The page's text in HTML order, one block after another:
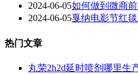
2024-06-05如何做到微商
2024-06-05戛纳电影节红
热门文章
丸荣2h2d延时喷剂哪里生